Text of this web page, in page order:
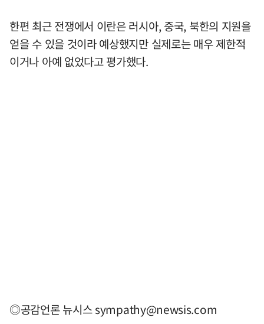
한편 최근 전쟁에서 이란은 러시아, 중국, 북한의 지원을
얻을 수 있을 것이라 예상했지만 실제로는 매우 제한적
이거나 아예 없었다고 평가했다.
◎공감언론 뉴시스sympathy@newsis.com